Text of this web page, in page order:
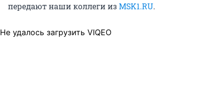
передают наши коллеги изMSK1.RU.
Не удалось загрузить VIQEO